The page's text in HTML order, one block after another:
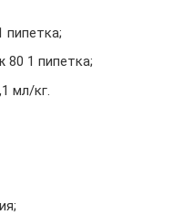
пипетка;
1 пипетка;
мл/кг.